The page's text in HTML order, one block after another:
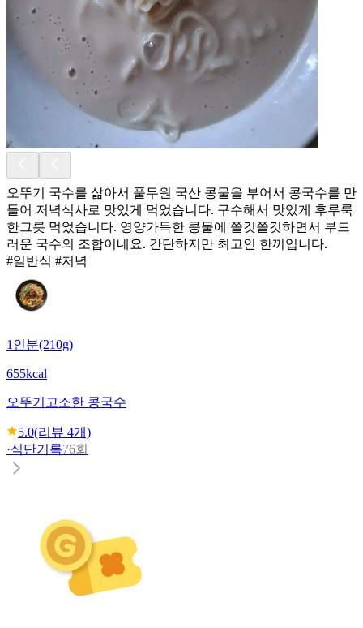
오뚜기 국수를 삶아서 풀무원 국산 콩물을 부어서 콩국수를 만
들어 저녁식사로 맛있게 먹었습니다. 구수해서 맛있게 후루룩
한그릇 먹었습니다. 영양가득한 콩물에 쫄깃쫄깃하면서 부드
러운 국수의 조합이네요. 간단하지만 최고인 한끼입니다.
#일반식 #저녁
1인분(210g)
655kcal
오뚜기 고소한 콩국수
5.0(리뷰 4개)
·식단기록76회